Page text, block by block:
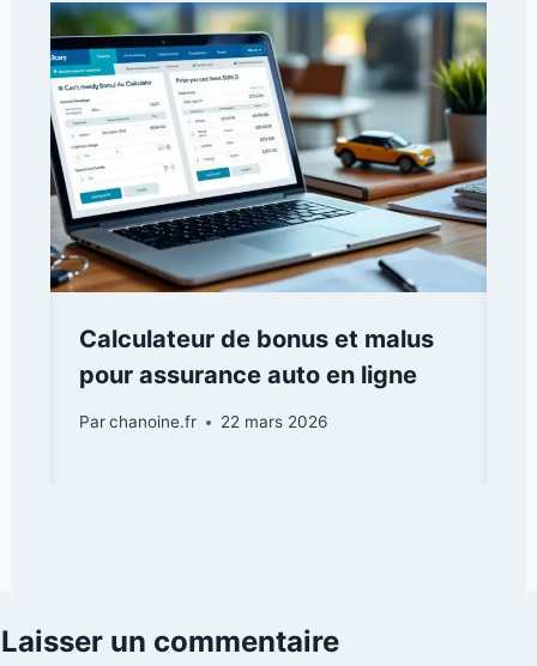
Calculateur de bonus et malus
pour assurance auto en ligne
Parchanoine.fr 22 mars 2026
Laisser un commentaire